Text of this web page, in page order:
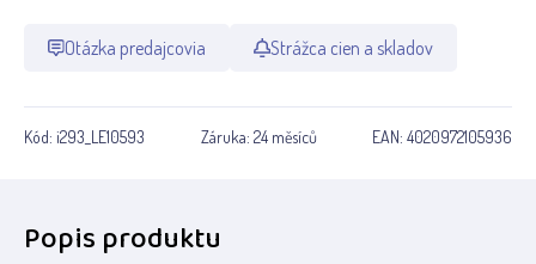
Otázka predajcovia Strážca cien a skladov
Kód: i293_LE10593 Záruka: 24 měsíců EAN: 4020972105936
Popis produktu